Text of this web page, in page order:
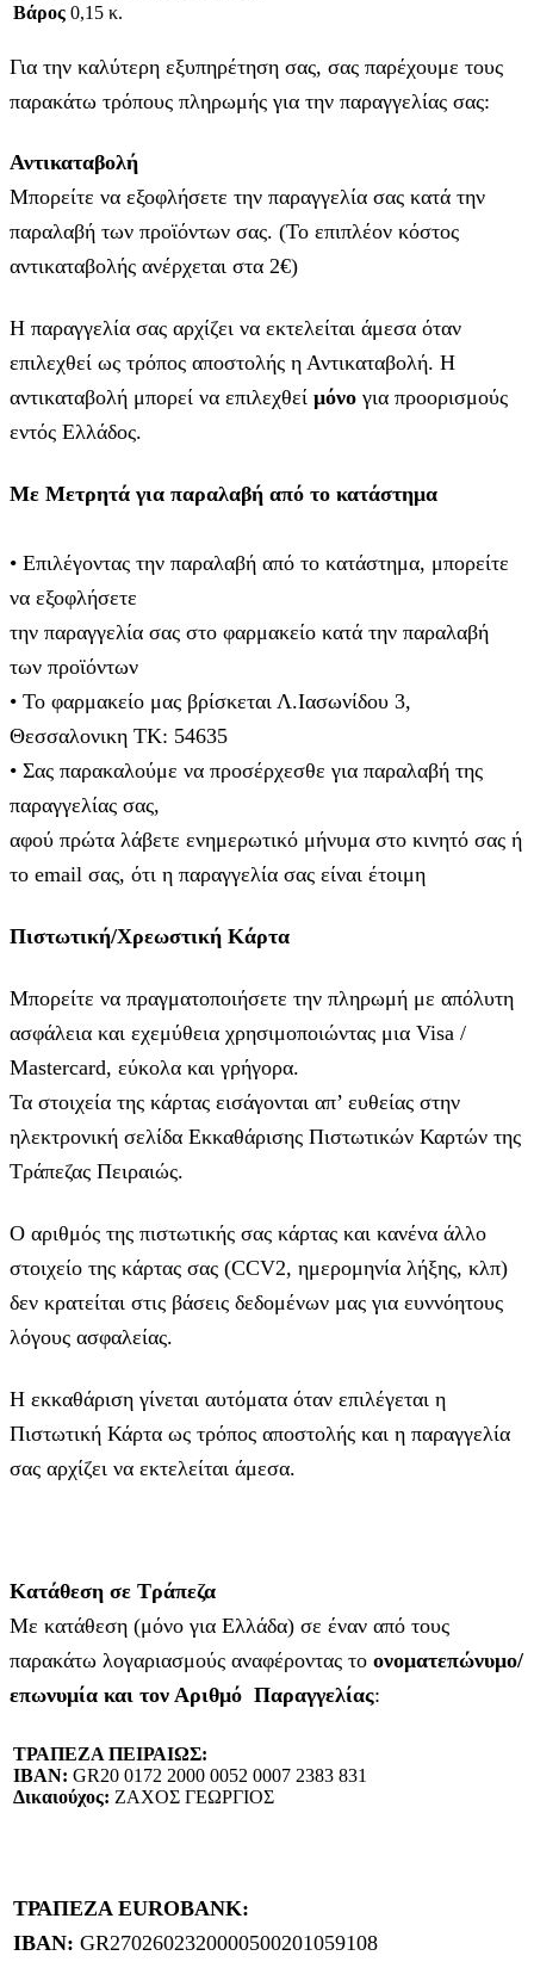
Βάρος 0,15 κ.
Για την καλύτερη εξυπηρέτηση σας, σας παρέχουμε τους
παρακάτω τρόπους πληρωμής για την παραγγελίας σας:
Αντικαταβολή
Μπορείτε να εξοφλήσετε την παραγγελία σας κατά την
παραλαβή των προϊόντων σας. (Το επιπλέον κόστος
αντικαταβολής ανέρχεται στα 2€)
Η παραγγελία σας αρχίζει να εκτελείται άμεσα όταν
επιλεχθεί ως τρόπος αποστολής η Αντικαταβολή. Η
αντικαταβολή μπορεί να επιλεχθεί μόνο για προορισμούς
εντός Ελλάδος.
Με Μετρητά για παραλαβή από το κατάστημα
• Επιλέγοντας την παραλαβή από το κατάστημα, μπορείτε
να εξοφλήσετε
την παραγγελία σας στο φαρμακείο κατά την παραλαβή
των προϊόντων
• Το φαρμακείο μας βρίσκεται Λ.Ιασωνίδου 3,
Θεσσαλονικη ΤΚ: 54635
• Σας παρακαλούμε να προσέρχεσθε για παραλαβή της
παραγγελίας σας,
αφού πρώτα λάβετε ενημερωτικό μήνυμα στο κινητό σας ή
το email σας, ότι η παραγγελία σας είναι έτοιμη
Πιστωτική/Χρεωστική Κάρτα
Μπορείτε να πραγματοποιήσετε την πληρωμή με απόλυτη
ασφάλεια και εχεμύθεια χρησιμοποιώντας μια Visa /
Mastercard, εύκολα και γρήγορα.
Τα στοιχεία της κάρτας εισάγoνται απ’ ευθείας στην
ηλεκτρονική σελίδα Εκκαθάρισης Πιστωτικών Καρτών της
Τράπεζας Πειραιώς.
Ο αριθμός της πιστωτικής σας κάρτας και κανένα άλλο
στοιχείο της κάρτας σας (CCV2, ημερομηνία λήξης, κλπ)
δεν κρατείται στις βάσεις δεδομένων μας για ευννόητους
λόγους ασφαλείας.
Η εκκαθάριση γίνεται αυτόματα όταν επιλέγεται η
Πιστωτική Κάρτα ως τρόπος αποστολής και η παραγγελία
σας αρχίζει να εκτελείται άμεσα.
Κατάθεση σε Τράπεζα
Με κατάθεση (μόνο για Ελλάδα) σε έναν από τους
παρακάτω λογαριασμούς αναφέροντας το ονοματεπώνυμο/
επωνυμία και τον Αριθμό Παραγγελίας:
ΤΡΑΠΕΖΑ ΠΕΙΡΑΙΩΣ:
IBAN: GR20 0172 2000 0052 0007 2383 831
Δικαιούχος: ΖΑΧΟΣ ΓΕΩΡΓΙΟΣ
ΤΡΑΠΕΖΑ EUROBANK:
IBAN: GR2702602320000500201059108